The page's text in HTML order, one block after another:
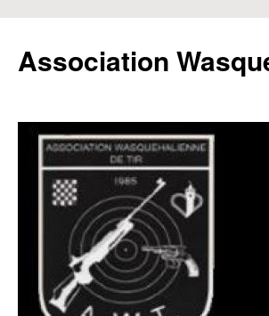
contenu
Association